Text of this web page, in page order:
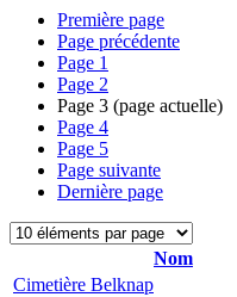
Première page
Page précédente
Page 1
Page 2
Page 3 (page actuelle)
Page 4
Page 5
Page suivante
Dernière page
Nom
Cimetière Belknap